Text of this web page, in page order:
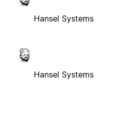
Hansel Systems
Hansel Systems